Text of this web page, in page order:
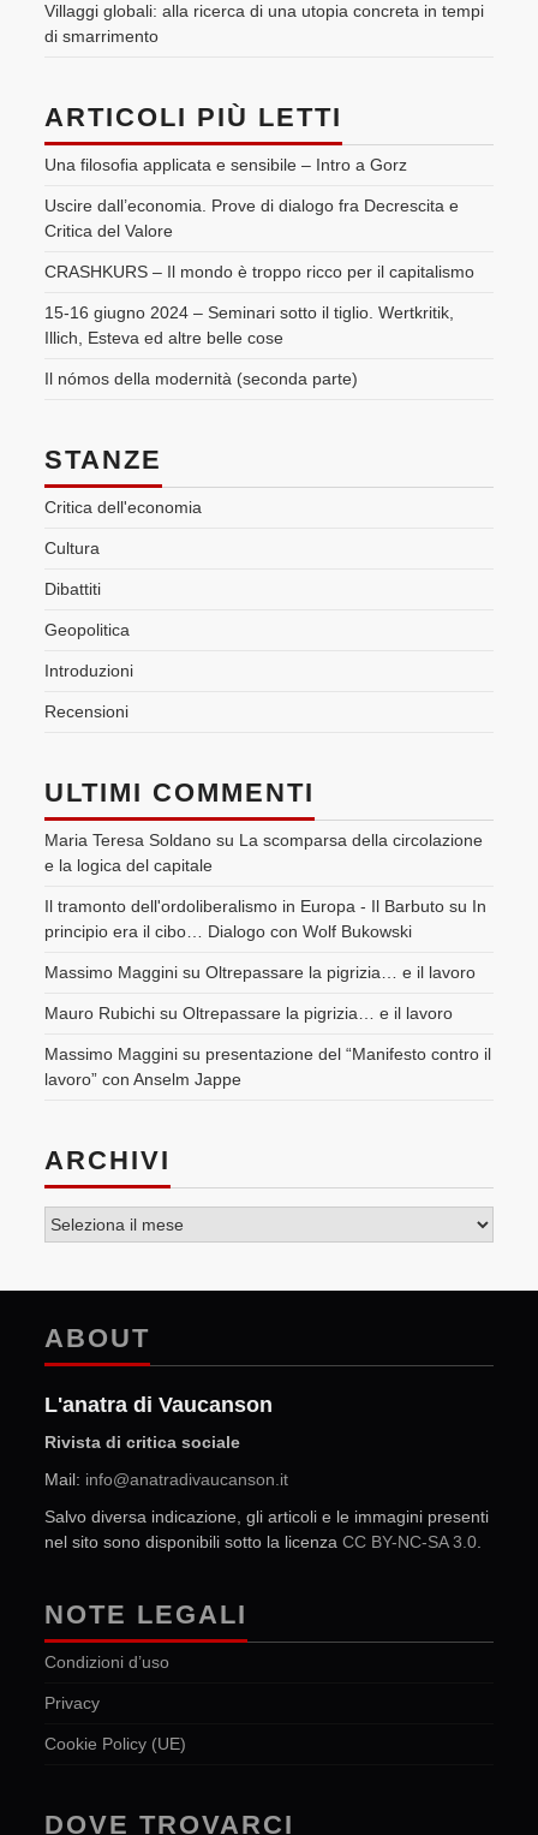
Villaggi globali: alla ricerca di una utopia concreta in tempi
di smarrimento
ARTICOLI PIÙ LETTI
Una filosofia applicata e sensibile – Intro a Gorz
Uscire dall’economia. Prove di dialogo fra Decrescita e
Critica del Valore
CRASHKURS – Il mondo è troppo ricco per il capitalismo
15-16 giugno 2024 – Seminari sotto il tiglio. Wertkritik,
Illich, Esteva ed altre belle cose
Il nómos della modernità (seconda parte)
STANZE
Critica dell'economia
Cultura
Dibattiti
Geopolitica
Introduzioni
Recensioni
ULTIMI COMMENTI
Maria Teresa Soldano su La scomparsa della circolazione
e la logica del capitale
Il tramonto dell'ordoliberalismo in Europa - Il Barbuto su In
principio era il cibo… Dialogo con Wolf Bukowski
Massimo Maggini suOltrepassare la pigrizia… e il lavoro
Mauro Rubichi suOltrepassare la pigrizia… e il lavoro
Massimo Maggini su presentazione del “Manifesto contro il
lavoro” con Anselm Jappe
ARCHIVI
ABOUT
L'anatra di Vaucanson
Rivista di critica sociale
Mail: info@anatradivaucanson.it
Salvo diversa indicazione, gli articoli e le immagini presenti
nel sito sono disponibili sotto la licenzaCC BY-NC-SA 3.0
NOTE LEGALI
Condizioni d’uso
Privacy
Cookie Policy (UE)
DOVE TROVARCI